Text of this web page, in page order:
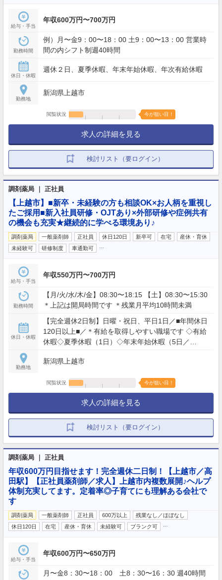
給与・手当
年収600万円〜700万円
勤務時間
例）月〜金9：00〜18：00 土9：00〜13：00 営業時
間の内シフト制週40時間
休日・休暇
週休２日、夏季休暇、年末年始休暇、年次有給休暇
勤務地
新潟県上越市
閲覧状況 今が狙い目！
求人の詳細を見る
検討リスト（要ログイン）
調剤薬局 ｜ 正社員
【上越市】■新卒・未経験の方も相談OK×お人柄を重視し
たご採用■新入社員研修・OJTあり×外部研修や症例共有
の機会も充実★継続的に学べる環境あり♪
調剤薬局 一般薬剤師 正社員 休日120日 新卒可 在宅
産休・育休
未経験可
研修制度 車通勤可
給与・手当
年収550万円〜700万円
勤務時間
【月/火/水/木/金】08:30〜18:15 【土】08:30〜15:30
＊上記は開局時間です ＊残業月平均10時間未満
休日・休暇
【完全週休2日制】日曜・祝日、平日1日／■年間休日
120日以上■／＊有給を取得しやすい職場です ◇有給
休暇◇夏季休暇（1日）◇年末年始休暇（5日／
休暇（取得実績あり）
勤務地
新潟県上越市
閲覧状況 今が狙い目！
求人の詳細を見る
検討リスト（要ログイン）
調剤薬局 ｜ 正社員
年収600万円目指せます！完全週休二日制！【上越市／高
田駅】【正社員薬剤師／求人】上越市内複数展開♪ヘルプ
体制充実してます。定着率◎子育てにも理解ある会社で
す
調剤薬局 一般薬剤師 正社員 600万以上
残業なし／ほぼなし
休日120日
在宅 産休・育休 未経験可 ブランク可
給与・手当
年収600万円〜650万円
月〜金8：30〜18：00 土8：30〜16：30 週40時間